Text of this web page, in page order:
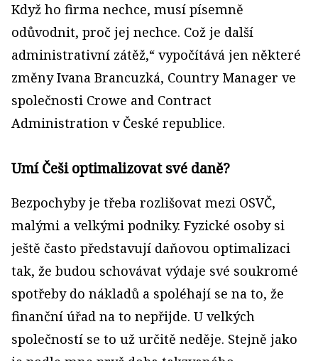
Když ho firma nechce, musí písemně
odůvodnit, proč jej nechce. Což je další
administrativní zátěž,“ vypočítává jen některé
změny Ivana Brancuzká, Country Manager ve
společnosti Crowe and Contract
Administration v České republice.
Umí Češi optimalizovat své daně?
Bezpochyby je třeba rozlišovat mezi OSVČ,
malými a velkými podniky. Fyzické osoby si
ještě často představují daňovou optimalizaci
tak, že budou schovávat výdaje své soukromé
spotřeby do nákladů a spoléhají se na to, že
finanční úřad na to nepřijde. U velkých
společností se to už určitě neděje. Stejně jako